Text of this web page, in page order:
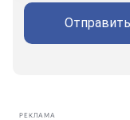
Отправить
РЕКЛАМА